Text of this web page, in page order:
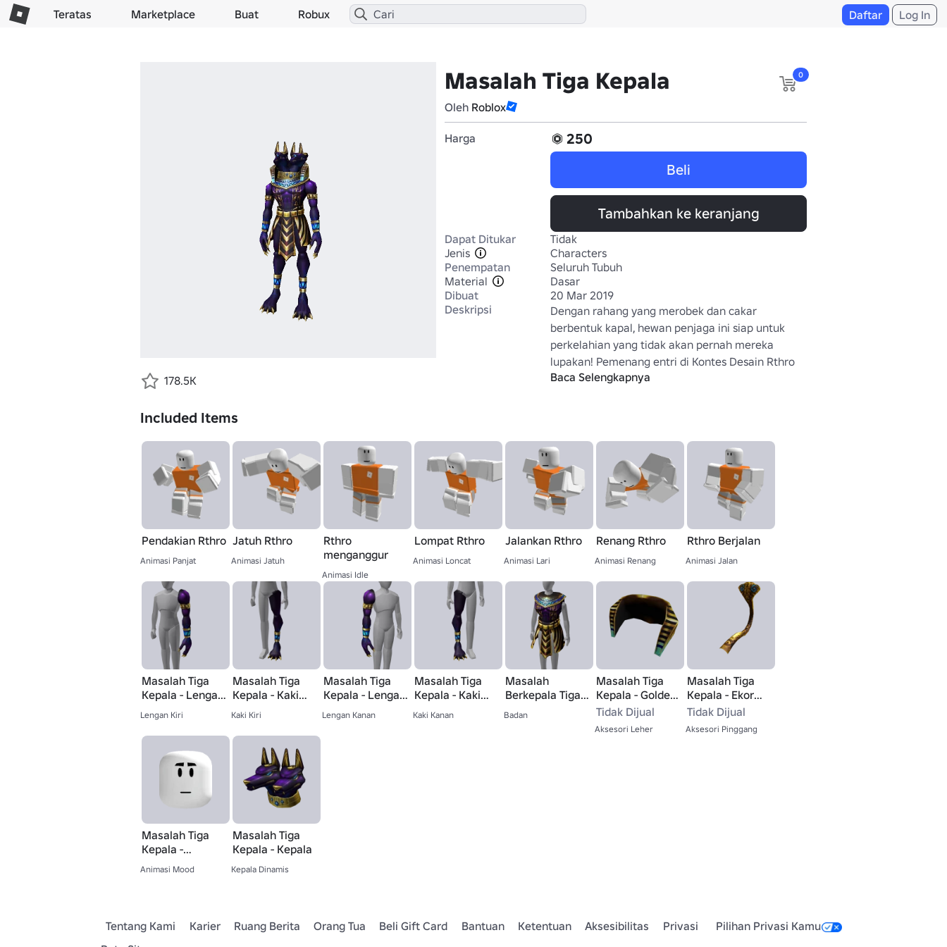
Teratas Marketplace Buat Robux Daftar Log In
Masalah Tiga Kepala
Oleh Roblox
0
Harga
250
Beli
Tambahkan ke keranjang
Dapat Ditukar
Tidak
Jenis
Characters
Penempatan
Seluruh Tubuh
Material
Dasar
Dibuat
20 Mar 2019
Deskripsi
Dengan rahang yang merobek dan cakar
berbentuk kapal, hewan penjaga ini siap untuk
perkelahian yang tidak akan pernah mereka
lupakan! Pemenang entri di Kontes Desain Rthro
2018. Dibuat oleh Mechawave.
Baca Selengkapnya
178.5K
Included Items
Pendakian Rthro
Animasi Panjat
Jatuh Rthro
Animasi Jatuh
Rthro
menganggur
Animasi Idle
Lompat Rthro
Animasi Loncat
Jalankan Rthro
Animasi Lari
Renang Rthro
Animasi Renang
Rthro Berjalan
Animasi Jalan
Masalah Tiga
Kepala - Lengan
Lengan Kiri
Masalah Tiga
Kepala - Kaki
Kiri
Kaki Kiri
Masalah Tiga
Kepala - Lengan
Kanan
Lengan Kanan
Masalah Tiga
Kepala - Kaki
Kanan
Kaki Kanan
Masalah
Berkepala Tiga -
Badan
Badan
Masalah Tiga
Kepala - Golden
Hood
Tidak Dijual
Aksesori Leher
Masalah Tiga
Kepala - Ekor
Ular Emas
Tidak Dijual
Aksesori Pinggang
Masalah Tiga
Kepala -
Suasana Hati
Animasi Mood
Masalah Tiga
Kepala - Kepala
Kepala Dinamis
Tentang Kami Karier Ruang Berita Orang Tua Beli Gift Card Bantuan Ketentuan Aksesibilitas Privasi
Pilihan Privasi Kamu